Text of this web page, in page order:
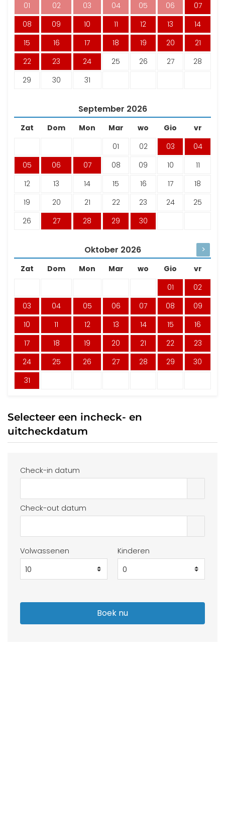
01
02 03 04 05 06
07
08
09 10 11 12 13
14
15
16 17 18 19 20
21
22
23 24 25 26 27
28
29
30 31
September 2026
Zat Dom Mon Mar wo Gio
vr
01
02 03
04
05
06 07 08 09 10
11
12
13 14 15 16 17
18
19
20 21 22 23 24
25
26
27 28 29 30
Oktober 2026 >
Zat Dom Mon Mar wo Gio
vr
01
02
03
04 05 06 07 08
09
10
11 12 13 14 15
16
17
18 19 20 21 22
23
24
25 26 27 28 29
30
31
Selecteer een incheck- en
uitcheckdatum
Check-in datum
Check-out datum
Volwassenen Kinderen